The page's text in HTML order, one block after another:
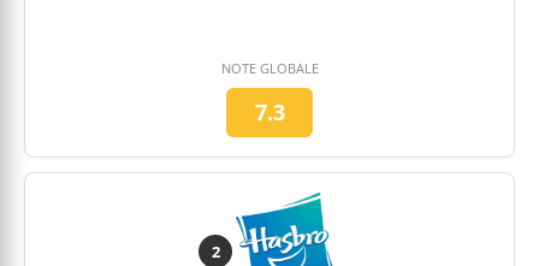
NOTE GLOBALE
7.3
2